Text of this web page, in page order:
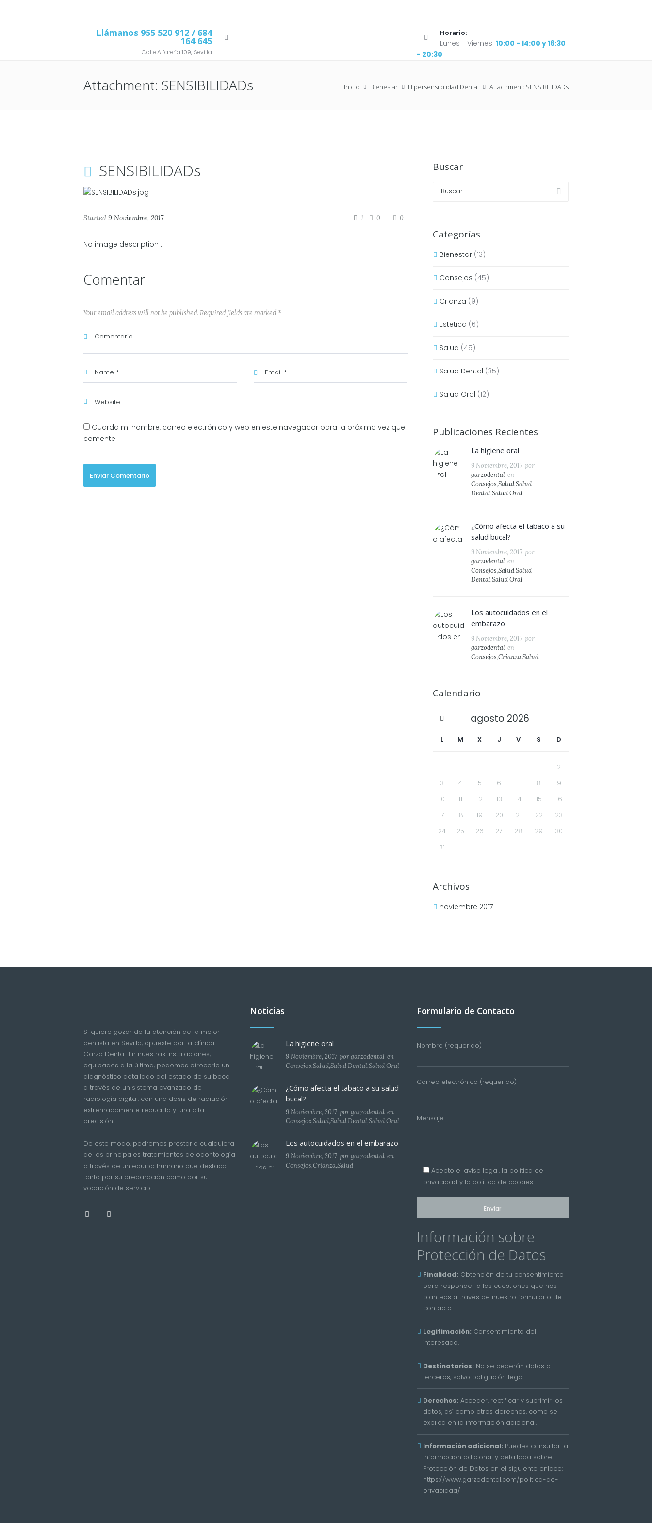
Llámanos 955 520 912 / 684
164 645
Calle Alfarería 109, Sevilla
Horario:
Lunes - Viernes:10:00 - 14:00 y 16:30
- 20:30
Attachment: SENSIBILIDADs Inicio Bienestar Hipersensibilidad Dental Attachment: SENSIBILIDADs
SENSIBILIDADs
Started 9 Noviembre, 2017 1 0 0
No image description ...
Comentar
Your email address will not be published. Required fields are marked *
Guarda mi nombre, correo electrónico y web en este navegador para la próxima vez que
comente.
Buscar
Categorías
Bienestar (13)
Consejos (45)
Crianza (9)
Estética (6)
Salud (45)
Salud Dental (35)
Salud Oral (12)
Publicaciones Recientes
La higiene oral
9 Noviembre, 2017 por
garzodental en
Consejos,Salud,Salud
Dental,Salud Oral
¿Cómo afecta el tabaco a su
salud bucal?
9 Noviembre, 2017 por
garzodental en
Consejos,Salud,Salud
Dental,Salud Oral
Los autocuidados en el
embarazo
9 Noviembre, 2017 por
garzodental en
Consejos,Crianza,Salud
Calendario
agosto 2026
L M X J V S D
1
2
3
4 5 6 8
9
10
11 12 13 14 15
16
17
18 19 20 21 22
23
24
25 26 27 28 29
30
31
Archivos
noviembre 2017
Si quiere gozar de la atención de la mejor
dentista en Sevilla, apueste por la clínica
Garzo Dental. En nuestras instalaciones,
equipadas a la última, podemos ofrecerle un
diagnóstico detallado del estado de su boca
a través de un sistema avanzado de
radiología digital, con una dosis de radiación
extremadamente reducida y una alta
precisión.
De este modo, podremos prestarle cualquiera
de los principales tratamientos de odontología
a través de un equipo humano que destaca
tanto por su preparación como por su
vocación de servicio.
Noticias
La higiene oral
9 Noviembre, 2017 porgarzodental en
Consejos,Salud,Salud Dental,Salud Oral
¿Cómo afecta el tabaco a su salud
bucal?
9 Noviembre, 2017 porgarzodental en
Consejos,Salud,Salud Dental,Salud Oral
Los autocuidados en el embarazo
9 Noviembre, 2017 porgarzodental en
Consejos,Crianza,Salud
Formulario de Contacto
Nombre (requerido)
Correo electrónico (requerido)
Mensaje
Acepto el aviso legal, la política de
privacidad y la política de cookies.
Información sobre
Protección de Datos
Finalidad: Obtención de tu consentimiento
para responder a las cuestiones que nos
planteas a través de nuestro formulario de
contacto.
Legitimación: Consentimiento del
interesado.
Destinatarios: No se cederán datos a
terceros, salvo obligación legal.
Derechos: Acceder, rectificar y suprimir los
datos, así como otros derechos, como se
explica en la información adicional.
Información adicional: Puedes consultar la
información adicional y detallada sobre
Protección de Datos en el siguiente enlace:
https://www.garzodental.com/politica-de-
privacidad/